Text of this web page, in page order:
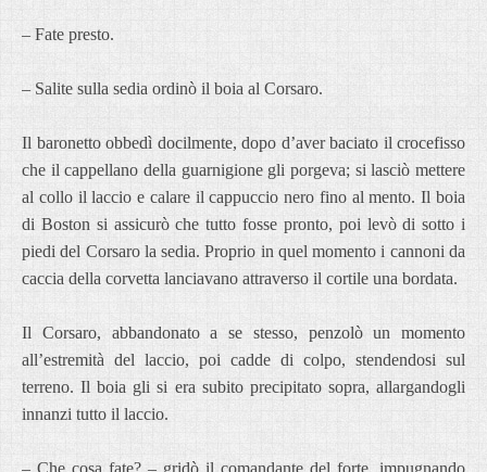
– Fate presto.
– Salite sulla sedia ordinò il boia al Corsaro.
Il baronetto obbedì docilmente, dopo d’aver baciato il crocefisso
che il cappellano della guarnigione gli porgeva; si lasciò mettere
al collo il laccio e calare il cappuccio nero fino al mento. Il boia
di Boston si assicurò che tutto fosse pronto, poi levò di sotto i
piedi del Corsaro la sedia. Proprio in quel momento i cannoni da
caccia della corvetta lanciavano attraverso il cortile una bordata.
Il Corsaro, abbandonato a se stesso, penzolò un momento
all’estremità del laccio, poi cadde di colpo, stendendosi sul
terreno. Il boia gli si era subito precipitato sopra, allargandogli
innanzi tutto il laccio.
– Che cosa fate? – gridò il comandante del forte, impugnando